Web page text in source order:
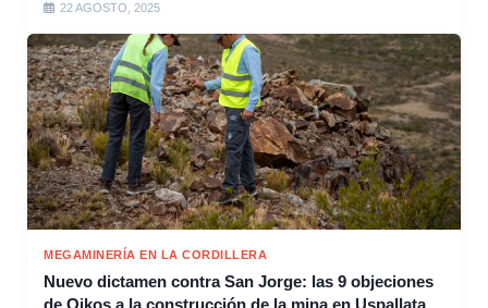
22 AGOSTO, 2025
MEGAMINERÍA EN LA CORDILLERA
Nuevo dictamen contra San Jorge: las 9 objeciones
de Oikos a la construcción de la mina en Uspallata